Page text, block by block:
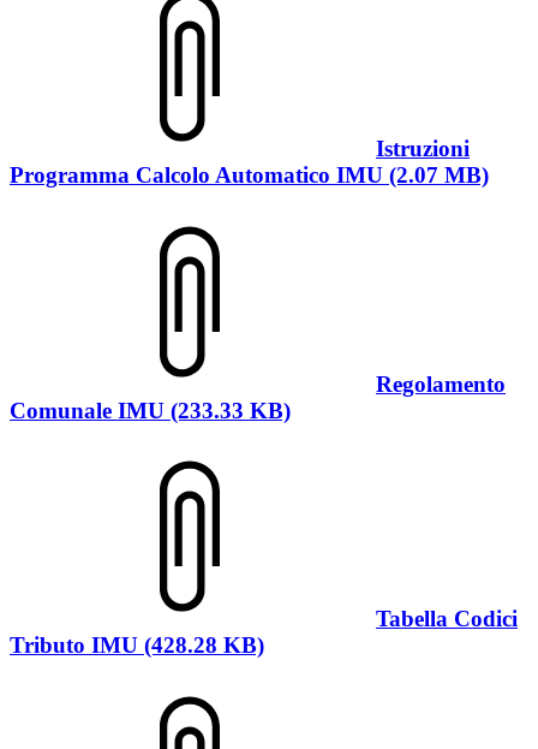
Istruzioni
Programma Calcolo Automatico IMU (2.07 MB)
Regolamento
Comunale IMU (233.33 KB)
Tabella Codici
Tributo IMU (428.28 KB)